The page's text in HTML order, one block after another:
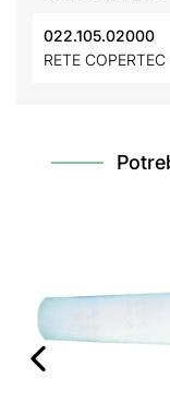
022.105.02000
RETE